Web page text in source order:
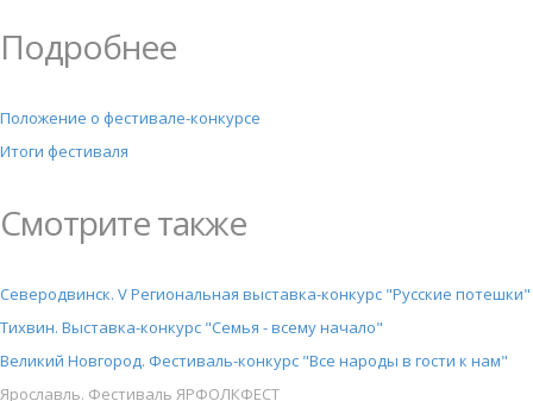
Подробнее
Положение о фестивале-конкурсе
Итоги фестиваля
Смотрите также
Северодвинск. V Региональная выставка-конкурс "Русские потешки"
Тихвин. Выставка-конкурс "Семья - всему начало"
Великий Новгород. Фестиваль-конкурс "Все народы в гости к нам"
Ярославль. Фестиваль ЯРФОЛКФЕСТ